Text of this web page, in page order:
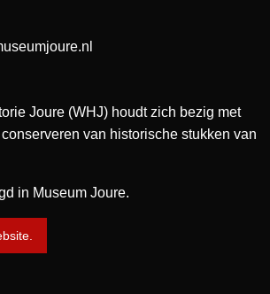
Joure (WHJ) houdt zich bezig met
van historische stukken van
in Museum Joure.